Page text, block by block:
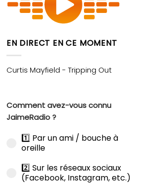
EN DIRECT EN CE MOMENT
Comment avez-vous connu
JaimeRadio ?
1️⃣ Par un ami / bouche à
oreille
2️⃣ Sur les réseaux sociaux
(Facebook, Instagram, etc.)